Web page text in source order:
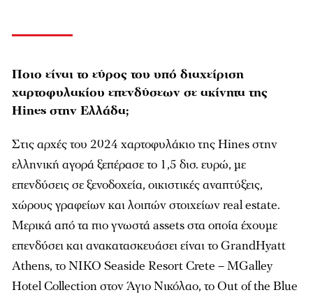
Ποιο είναι το εύρος του υπό διαχείριση
χαρτοφυλακίου επενδύσεων σε ακίνητα της
Hines στην Ελλάδα;
Στις αρχές του 2024 χαρτοφυλάκιο της Hines στην
ελληνική αγορά ξεπέρασε το 1,5 δισ. ευρώ, µε
επενδύσεις σε ξενοδοχεία, οικιστικές αναπτύξεις,
χώρους γραφείων και λοιπών στοιχείων real estate.
Μερικά από τα πιο γνωστά assets στα οποία έχουµε
επενδύσει και ανακατασκευάσει είναι το GrandHyatt
Athens, το NIKO Seaside Resort Crete – MGalley
Hotel Collection στον Άγιο Νικόλαο, το Out of the Blue